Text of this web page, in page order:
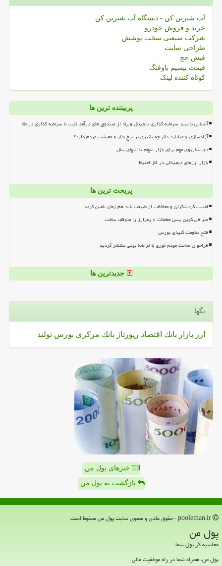
آب شیرین کن - دستگاه آب شیرین کن
خرید و فروش خودرو
شرکت صنعتی سخت پوشش
طراحی سایت
فیش حج
قیمت بیسیم باوفنگ
کوتاه کننده لینک
پربیننده ترین ها
آشنایی با سبد سرمایه گذاری دیجیتال ویپاد از صندوق های درآمد ثابت تا سرمایه گذاری در طلا
آزادسازی ۶ میلیارد دلار چه تاثیری بر نرخ دلار و معیشت مردم دارد؟
دو سناریوی مهم برای بازار سهام تا انتهای سال
بازار ارزهای دیجیتالی در فاز احتیاط
پربحث ترین ها
امنیت گردشگران و محافظت از طبیعت باید هم زمان تامین گردد
صرافی کوین بیس معاملات ۶ رمزارز را متوقف ساخت
فتح مقاومت کلیدی بورس
فراخوان ساخت مودم نوری با تراشه بومی منتشر گردید
جدیدترین ها
تگها
ارز بازار بانك اقتصاد رپورتاژ بانك مركزی بورس تولید
خبرهای پول من
بازگشت به پول من
پول من
محاسبه گر پول شما
پول من، همراه شما در راه موفقیت مالی